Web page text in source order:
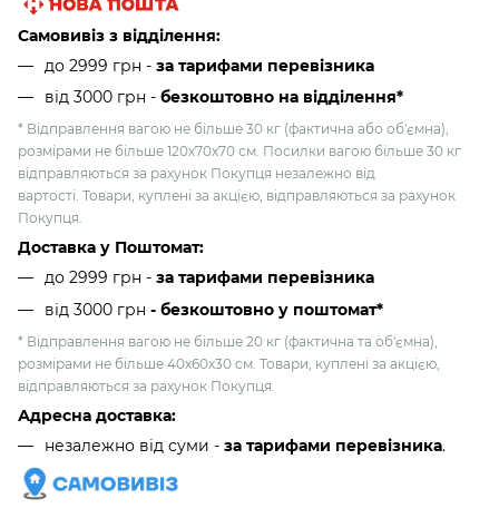
Самовивіз з відділення:
до 2999 грн - за тарифами перевізника
від 3000 грн - безкоштовно на відділення*
* Відправлення вагою не більше 30 кг (фактична або об'ємна),
розмірами не більше 120х70х70 см. Посилки вагою більше 30 кг
відправляються за рахунок Покупця незалежно від
вартості. Товари, куплені за акцією, відправляються за рахунок
Покупця.
Доставка у Поштомат:
до 2999 грн - за тарифами перевізника
від 3000 грн - безкоштовно у поштомат*
* Відправлення вагою не більше 20 кг (фактична та об'ємна),
розмірами не більше 40х60х30 см. Товари, куплені за акцією,
відправляються за рахунок Покупця.
Адресна доставка:
незалежно від суми - за тарифами перевізника.